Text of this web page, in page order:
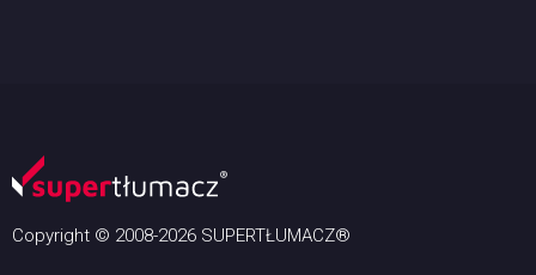
Copyright © 2008-2026 SUPERTŁUMACZ®